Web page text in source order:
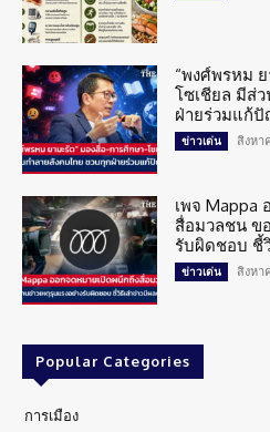
“พงศ์พรหม
โซเชียล มีส่
ฝ่ายร่วมแก้
ข่าวเด่น สิงหา
เพจ Mappa
สื่อมวลชน ข
รับผิดชอบ ชี้
ข่าวเด่น สิงหา
Popular Categories
การเมือง